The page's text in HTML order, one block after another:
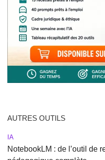
AUTRES OUTILS
IA
NotebookLM : de l’outil de